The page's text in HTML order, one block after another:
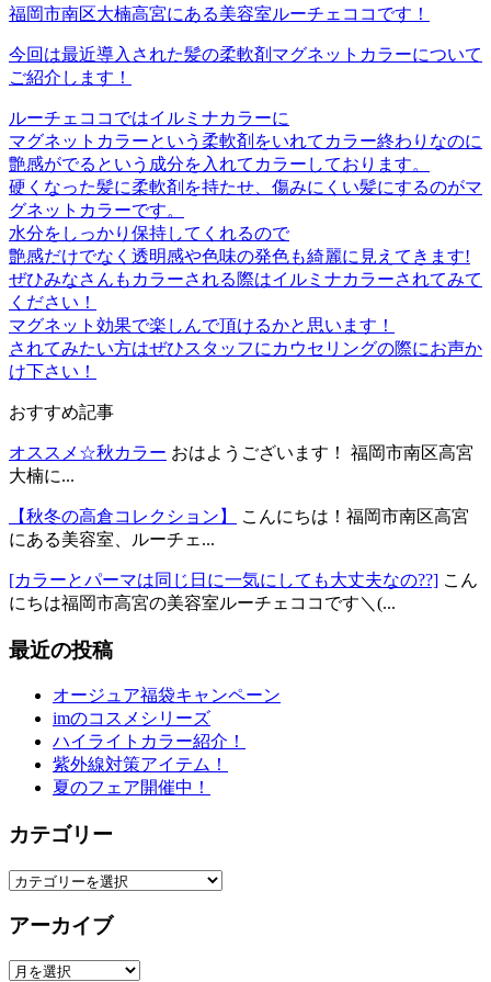
福岡市南区大楠高宮にある美容室ルーチェココです！
今回は最近導入された髪の柔軟剤マグネットカラーについて
ご紹介します！
ルーチェココではイルミナカラーに
マグネットカラーという柔軟剤をいれてカラー終わりなのに
艶感がでるという成分を入れてカラーしております。
硬くなった髪に柔軟剤を持たせ、傷みにくい髪にするのがマ
グネットカラーです。
水分をしっかり保持してくれるので
艶感だけでなく透明感や色味の発色も綺麗に見えてきます!
ぜひみなさんもカラーされる際はイルミナカラーされてみて
ください！
マグネット効果で楽しんで頂けるかと思います！
されてみたい方はぜひスタッフにカウセリングの際にお声か
け下さい！
おすすめ記事
オススメ☆秋カラー おはようございます！ 福岡市南区高宮
大楠に...
【秋冬の高倉コレクション】
こんにちは！福岡市南区高宮
にある美容室、ルーチェ...
[カラーとパーマは同じ日に一気にしても大丈夫なの??] こん
にちは福岡市高宮の美容室ルーチェココです＼(...
最近の投稿
オージュア福袋キャンペーン
imのコスメシリーズ
ハイライトカラー紹介！
紫外線対策アイテム！
夏のフェア開催中！
カテゴリー
カ
ゴ
ー
アーカイブ
ア